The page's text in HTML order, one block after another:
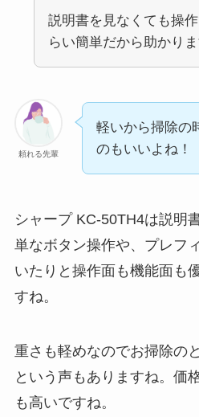
説明書を見なくても操作
らい簡単だから助かりま
頼れる先輩
軽いから掃除の
のもいいよね！
シャープ KC-50TH4は説明
単なボタン操作や、プレフ
いたりと操作面も機能面も
すね。
重さも軽めなのでお掃除の
という声もありますね。価
も高いですね。